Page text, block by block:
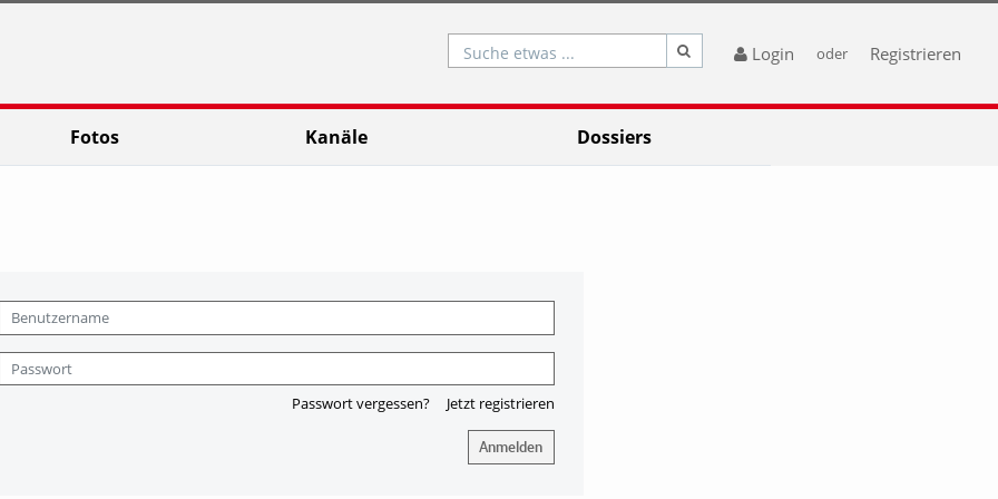
Suche etwas ... Login oder Registrieren
Fotos Kanäle Dossiers
Jetzt registrieren
Passwort vergessen?
Anmelden